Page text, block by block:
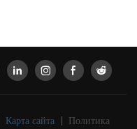
Карта сайта | Политика